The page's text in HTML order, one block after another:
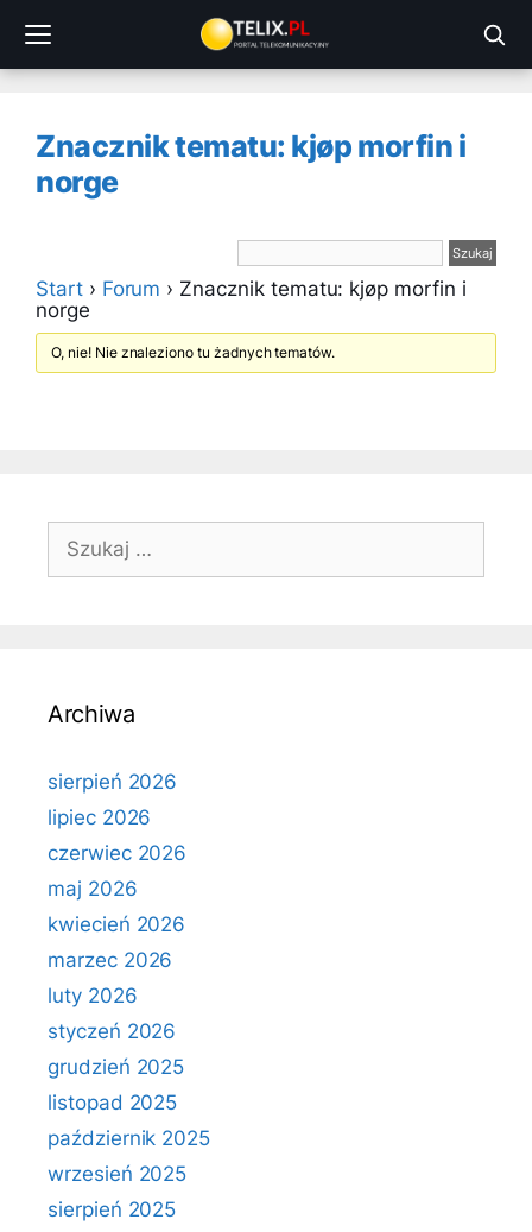
treści
Znacznik tematu: kjøp morfin i
norge
Start › Forum › Znacznik tematu: kjøp morfin i
norge
O, nie! Nie znaleziono tu żadnych tematów.
Szukaj:
Archiwa
sierpień 2026
lipiec 2026
czerwiec 2026
maj 2026
kwiecień 2026
marzec 2026
luty 2026
styczeń 2026
grudzień 2025
listopad 2025
październik 2025
wrzesień 2025
sierpień 2025